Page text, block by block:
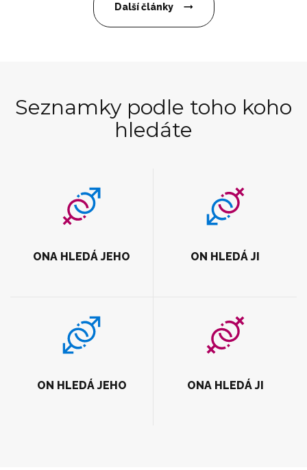
Další články
Seznamky podle toho koho
hledáte
ONA HLEDÁ JEHO ON HLEDÁ JI
ON HLEDÁ JEHO ONA HLEDÁ JI